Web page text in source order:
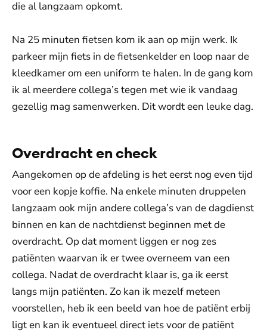
die al langzaam opkomt.
Na 25 minuten fietsen kom ik aan op mijn werk. Ik
parkeer mijn fiets in de fietsenkelder en loop naar de
kleedkamer om een uniform te halen. In de gang kom
ik al meerdere collega’s tegen met wie ik vandaag
gezellig mag samenwerken. Dit wordt een leuke dag.
Overdracht en check
Aangekomen op de afdeling is het eerst nog even tijd
voor een kopje koffie. Na enkele minuten druppelen
langzaam ook mijn andere collega’s van de dagdienst
binnen en kan de nachtdienst beginnen met de
overdracht. Op dat moment liggen er nog zes
patiënten waarvan ik er twee overneem van een
collega. Nadat de overdracht klaar is, ga ik eerst
langs mijn patiënten. Zo kan ik mezelf meteen
voorstellen, heb ik een beeld van hoe de patiënt erbij
ligt en kan ik eventueel direct iets voor de patiënt